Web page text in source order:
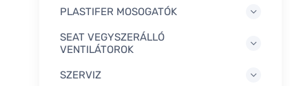
PLASTIFER MOSOGATÓK
SEAT VEGYSZERÁLLÓ
VENTILÁTOROK
SZERVIZ